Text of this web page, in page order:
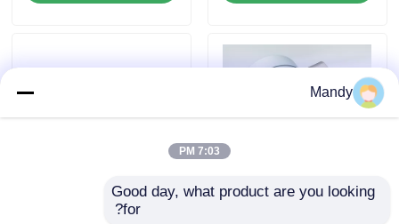
أخبار
القضايا
1.5Nm المحرك الأسود
Mandy
7:03 PM
Good day, what product are you looking
for?